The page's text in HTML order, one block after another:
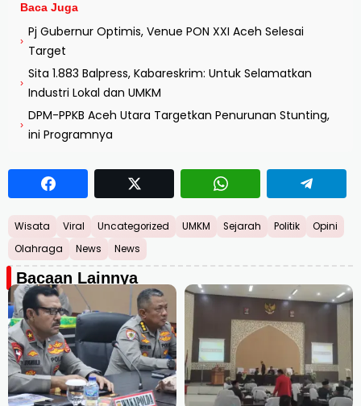
Baca Juga
›
Pj Gubernur Optimis, Venue PON XXI Aceh Selesai
Target
›
Sita 1.883 Balpress, Kabareskrim: Untuk Selamatkan
Industri Lokal dan UMKM
›
DPM-PPKB Aceh Utara Targetkan Penurunan Stunting,
ini Programnya
Wisata Viral Uncategorized UMKM Sejarah Politik
Opini
Olahraga
News News
Bacaan Lainnya